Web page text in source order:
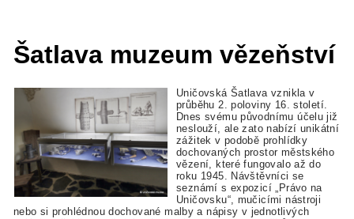
Šatlava muzeum vězeňství
Uničovská Šatlava vznikla v
průběhu 2. poloviny 16. století.
Dnes svému původnímu účelu již
neslouží, ale zato nabízí unikátní
zážitek v podobě prohlídky
dochovaných prostor městského
vězení, které fungovalo až do
roku 1945. Návštěvníci se
seznámí s expozicí „Právo na
Uničovsku“, mučicími nástroji
nebo si prohlédnou dochované malby a nápisy v jednotlivých